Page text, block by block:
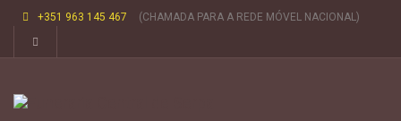
+351 963 145 467 (CHAMADA PARA A REDE MÓVEL NACIONAL)